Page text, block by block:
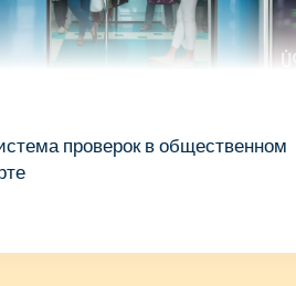
проверок в общественном